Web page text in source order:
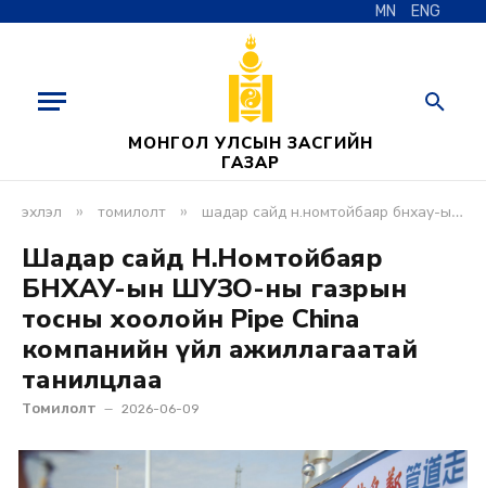
MN ENG
МОНГОЛ УЛСЫН ЗАСГИЙН
ГАЗАР
эхлэл » томилолт » шадар сайд н.номтойбаяр бнхау-ын шуөзо-ны газрын тосны хоолойн pipe china компанийн үйл ажиллагаатай танилцлаа
Шадар сайд Н.Номтойбаяр
БНХАУ-ын ШУӨЗО-ны газрын
тосны хоолойн Pipe China
компанийн үйл ажиллагаатай
танилцлаа
Томилолт 2026-06-09